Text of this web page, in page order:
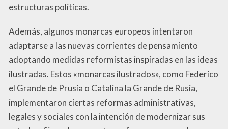
estructuras políticas.
Además, algunos monarcas europeos intentaron
adaptarse a las nuevas corrientes de pensamiento
adoptando medidas reformistas inspiradas en las ideas
ilustradas. Estos «monarcas ilustrados», como Federico
el Grande de Prusia o Catalina la Grande de Rusia,
implementaron ciertas reformas administrativas,
legales y sociales con la intención de modernizar sus